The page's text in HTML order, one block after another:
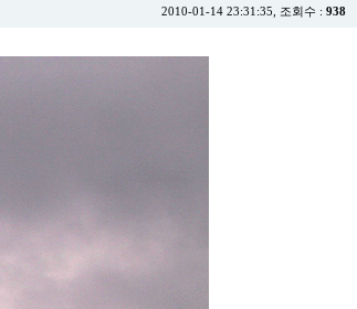
2010-01-14 23:31:35, 조회수 : 938